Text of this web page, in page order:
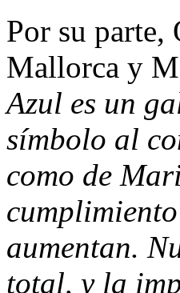
Por su parte,
Mallorca y
Azul es un
símbolo al
como de
aumentan.
total, y la